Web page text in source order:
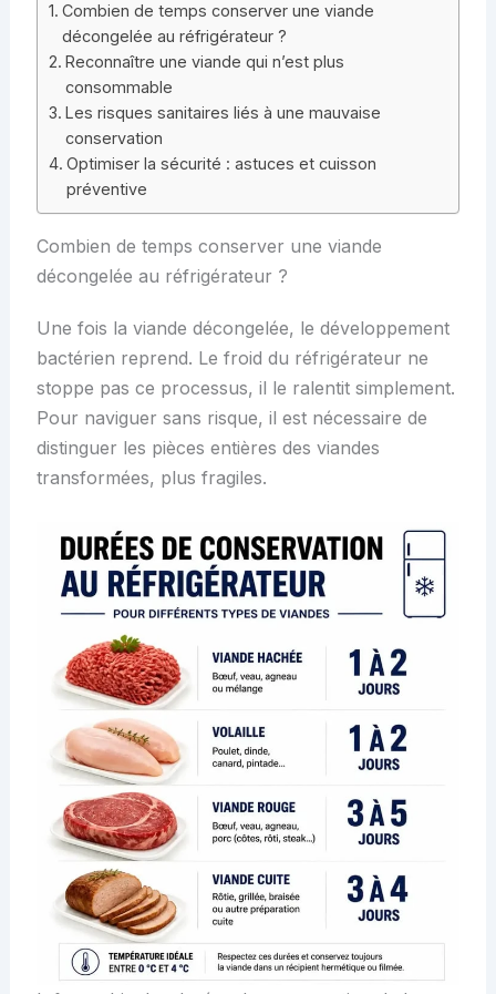
Combien de temps conserver une viande
décongelée au réfrigérateur ?
Reconnaître une viande qui n’est plus
consommable
Les risques sanitaires liés à une mauvaise
conservation
Optimiser la sécurité : astuces et cuisson
préventive
Combien de temps conserver une viande
décongelée au réfrigérateur ?
Une fois la viande décongelée, le développement
bactérien reprend. Le froid du réfrigérateur ne
stoppe pas ce processus, il le ralentit simplement.
Pour naviguer sans risque, il est nécessaire de
distinguer les pièces entières des viandes
transformées, plus fragiles.